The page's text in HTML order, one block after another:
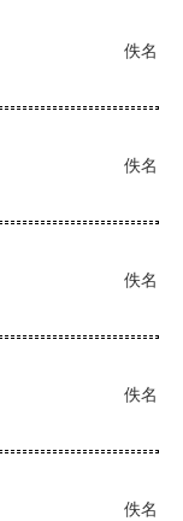
佚名
佚名
佚名
佚名
佚名